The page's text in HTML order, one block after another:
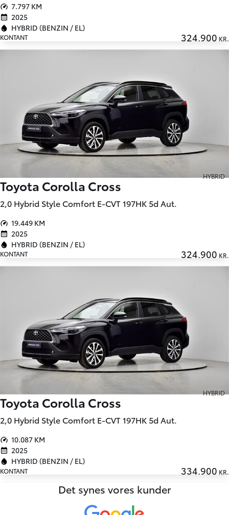
7.797 KM
2025
HYBRID (BENZIN / EL)
KONTANT 324.900 KR.
HYBRID
Toyota Corolla Cross
2,0 Hybrid Style Comfort E-CVT 197HK 5d Aut.
19.449 KM
2025
HYBRID (BENZIN / EL)
KONTANT 324.900 KR.
HYBRID
Toyota Corolla Cross
2,0 Hybrid Style Comfort E-CVT 197HK 5d Aut.
10.087 KM
2025
HYBRID (BENZIN / EL)
KONTANT 334.900 KR.
Det synes vores kunder